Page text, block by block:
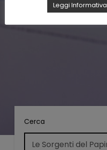
Cerca
Leggi Informativa